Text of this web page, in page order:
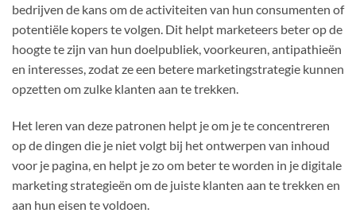
bedrijven de kans om de activiteiten van hun consumenten of
potentiële kopers te volgen. Dit helpt marketeers beter op de
hoogte te zijn van hun doelpubliek, voorkeuren, antipathieën
en interesses, zodat ze een betere marketingstrategie kunnen
opzetten om zulke klanten aan te trekken.
Het leren van deze patronen helpt je om je te concentreren
op de dingen die je niet volgt bij het ontwerpen van inhoud
voor je pagina, en helpt je zo om beter te worden in je digitale
marketing strategieën om de juiste klanten aan te trekken en
aan hun eisen te voldoen.